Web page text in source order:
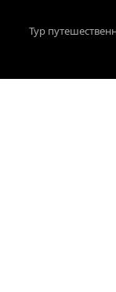
Тур